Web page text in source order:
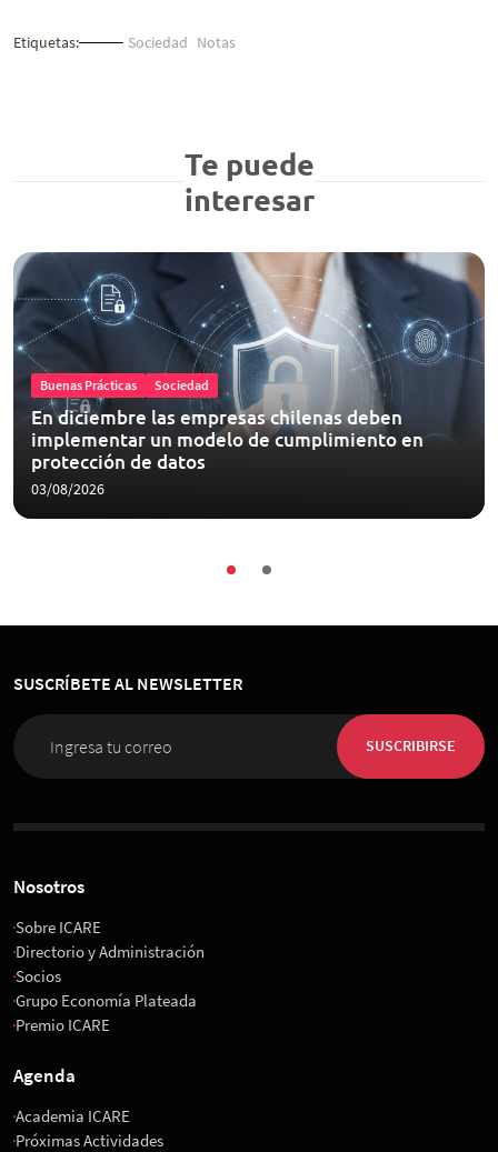
Etiquetas: Sociedad Notas
Te puede
interesar
Buenas Prácticas Sociedad
En diciembre las empresas chilenas deben
implementar un modelo de cumplimiento en
protección de datos
03/08/2026
SUSCRÍBETE AL NEWSLETTER
SUSCRIBIRSE
Nosotros
Sobre ICARE
Directorio y Administración
Socios
Grupo Economía Plateada
Premio ICARE
Agenda
Academia ICARE
Próximas Actividades